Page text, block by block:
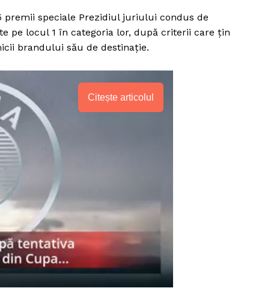
PRESShub
Despre noi / Echipa
Proiecte editoriale
premii speciale Prezidiul juriului condus de
pe locul 1 în categoria lor, după criterii care țin
brandului său de destinație.
Citește articolul